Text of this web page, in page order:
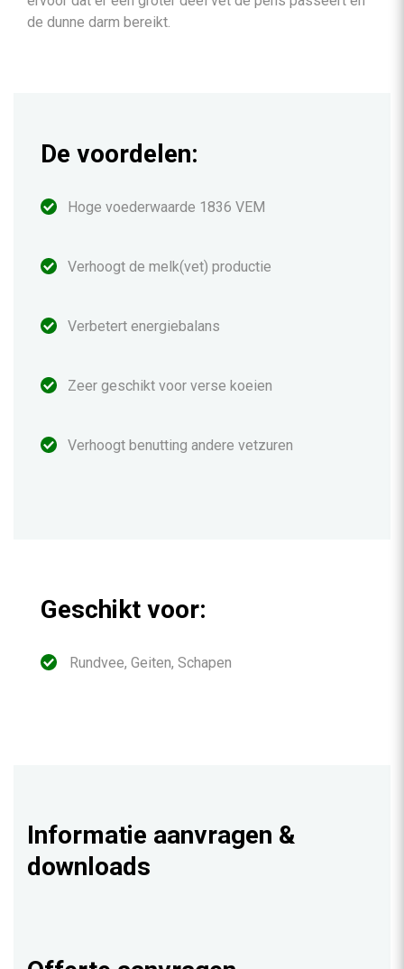
de dunne darm bereikt.
De voordelen:
Hoge voederwaarde 1836 VEM
Verhoogt de melk(vet) productie
Verbetert energiebalans
Zeer geschikt voor verse koeien
Verhoogt benutting andere vetzuren
Geschikt voor:
Rundvee, Geiten, Schapen
Informatie aanvragen &
downloads